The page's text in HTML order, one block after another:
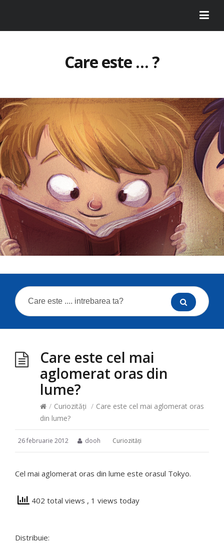
Care este … ?
Care este cel mai
aglomerat oras din
lume?
/ Curiozităţi / Care este cel mai aglomerat oras
din lume?
26 februarie 2012 dooh Curiozităţi
Cel mai aglomerat oras din lume este orasul Tokyo.
402 total views , 1 views today
Distribuie: